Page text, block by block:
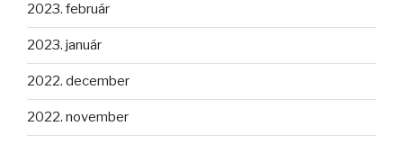
2023. február
2023. január
2022. december
2022. november